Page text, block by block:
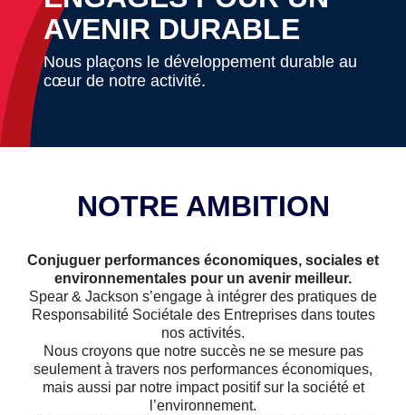
AVENIR DURABLE
Nous plaçons le développement durable au
cœur de notre activité.
NOTRE AMBITION
Conjuguer performances économiques, sociales et
environnementales pour un avenir meilleur.
Spear & Jackson s’engage à intégrer des pratiques de
Responsabilité Sociétale des Entreprises dans toutes
nos activités.
Nous croyons que notre succès ne se mesure pas
seulement à travers nos performances économiques,
mais aussi par notre impact positif sur la société et
l’environnement.